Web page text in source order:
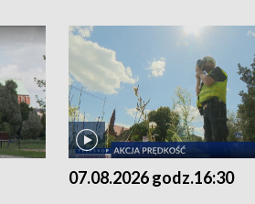
07.08.2026 godz.16:30